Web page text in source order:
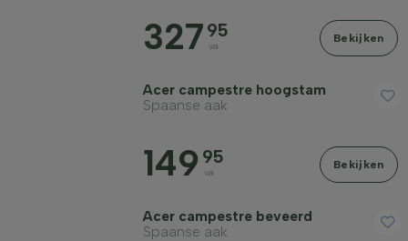
327 95
va
Bekijken
Acer campestre hoogstam
Spaanse aak
149 95
va
Bekijken
Acer campestre beveerd
Spaanse aak